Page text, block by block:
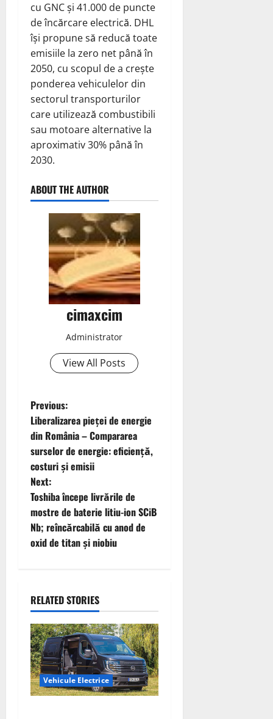
cu GNC și 41.000 de puncte
de încărcare electrică. DHL
își propune să reducă toate
emisiile la zero net până în
2050, cu scopul de a crește
ponderea vehiculelor din
sectorul transporturilor
care utilizează combustibili
sau motoare alternative la
aproximativ 30% până în
2030.
ABOUT THE AUTHOR
cimaxcim
Administrator
View All Posts
P
o
s
t
n
a
i
g
a
t
i
Previous:
Liberalizarea pieței de energie
din România – Compararea
surselor de energie: eficiență,
costuri și emisii
Next:
Toshiba începe livrările de
mostre de baterie litiu-ion SCiB
Nb; reîncărcabilă cu anod de
oxid de titan și niobiu
RELATED STORIES
Vehicule Electrice